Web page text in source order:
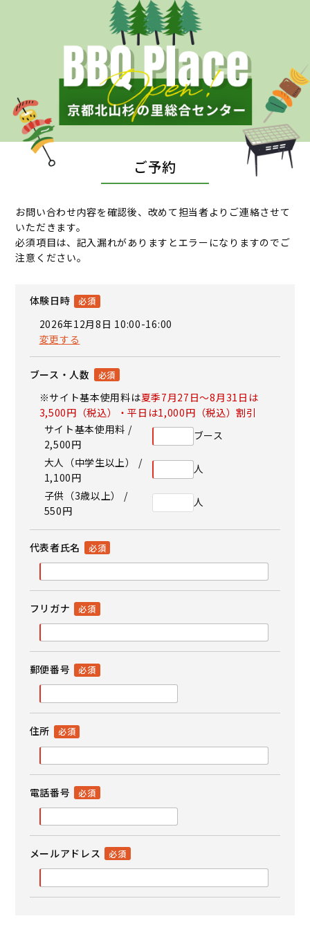
ご予約
お問い合わせ内容を確認後、改めて担当者よりご連絡させて
いただきます。
必須項目は、記入漏れがありますとエラーになりますのでご
注意ください。
体験日時
2026年12月8日 10:00-16:00
変更する
ブース・人数
※サイト基本使用料は夏季7月27日～8月31日は
3,500円（税込）・平日は1,000円（税込）割引
サイト基本使用料 /
2,500円
ブース
大人（中学生以上） /
1,100円
人
子供（3歳以上） /
550円
人
代表者氏名
フリガナ
郵便番号
住所
電話番号
メールアドレス